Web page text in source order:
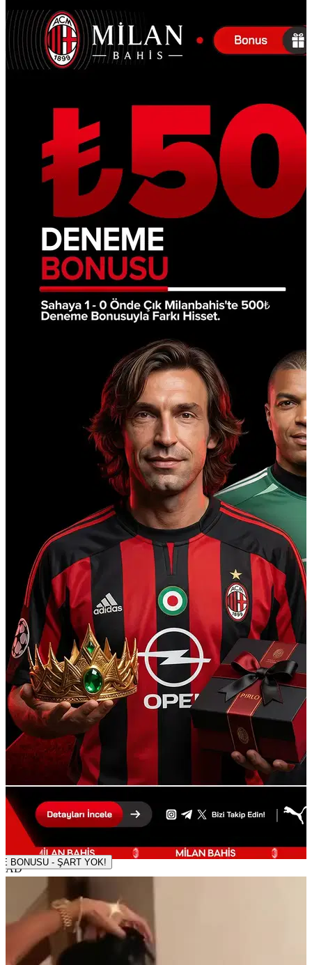
AD
500 TL DENEME BONUSU - ŞART YOK!